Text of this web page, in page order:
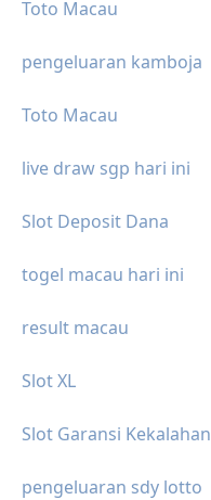
Toto Macau
pengeluaran kamboja
Toto Macau
live draw sgp hari ini
Slot Deposit Dana
togel macau hari ini
result macau
Slot XL
Slot Garansi Kekalahan
pengeluaran sdy lotto